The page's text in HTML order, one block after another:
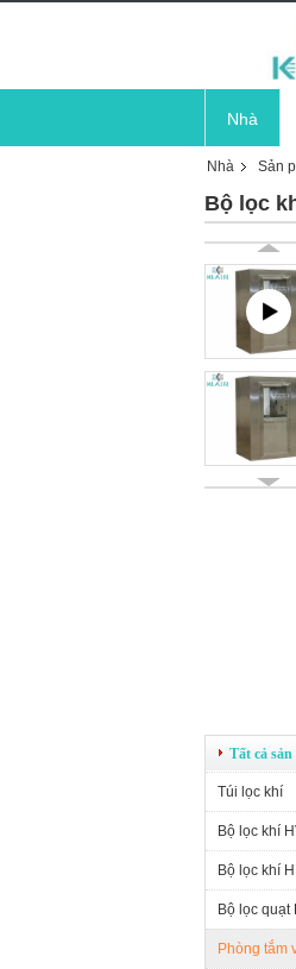
Nhà
Nhà Sản
Bộ lọc
Tất cả
Túi lọc khí
Bộ lọc khí
Bộ lọc khí
Bộ lọc quạt
Phòng tắm